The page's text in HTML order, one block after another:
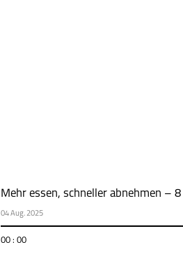
Mehr essen, schneller abnehmen –
04 Aug. 2025
00 : 00